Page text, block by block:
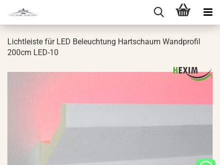
Licht­leis­te für LED Be­leuch­tung Hart­schaum Wand­pro­fil
200cm LED-​10